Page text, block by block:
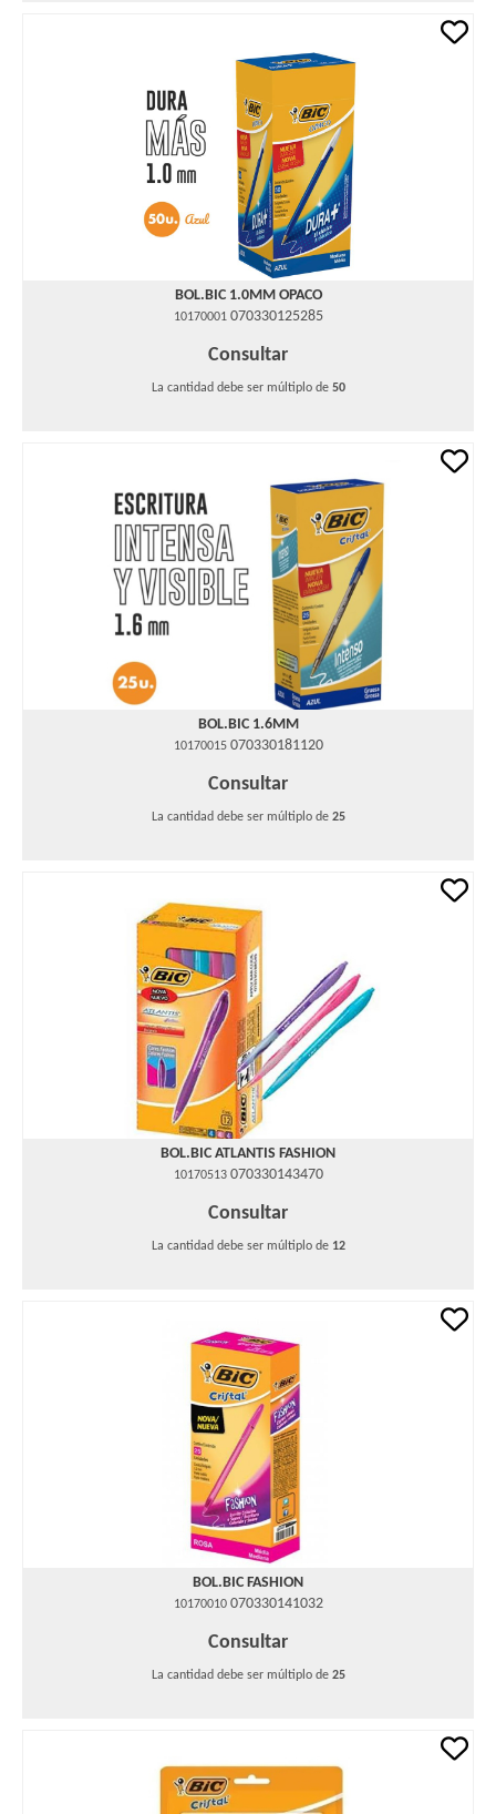
BOL.BIC 1.0MM OPACO
10170001 070330125285
Consultar
La cantidad debe ser múltiplo de 50
BOL.BIC 1.6MM
10170015 070330181120
Consultar
La cantidad debe ser múltiplo de 25
BOL.BIC ATLANTIS FASHION
10170513 070330143470
Consultar
La cantidad debe ser múltiplo de 12
BOL.BIC FASHION
10170010 070330141032
Consultar
La cantidad debe ser múltiplo de 25